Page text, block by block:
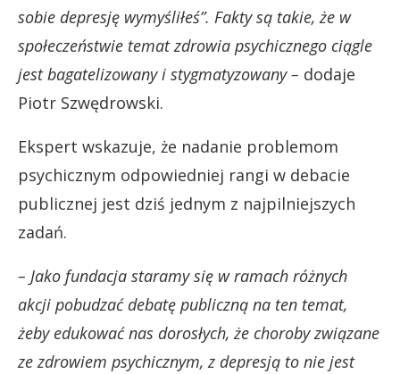
sobie depresję wymyśliłeś”. Fakty są takie, że w
społeczeństwie temat zdrowia psychicznego ciągle
jest bagatelizowany i stygmatyzowany – dodaje
Piotr Szwędrowski.
Ekspert wskazuje, że nadanie problemom
psychicznym odpowiedniej rangi w debacie
publicznej jest dziś jednym z najpilniejszych
zadań.
– Jako fundacja staramy się w ramach różnych
akcji pobudzać debatę publiczną na ten temat,
żeby edukować nas dorosłych, że choroby związane
ze zdrowiem psychicznym, z depresją to nie jest